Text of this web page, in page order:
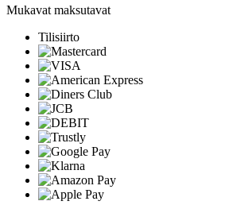
Mukavat maksutavat
Tilisiirto